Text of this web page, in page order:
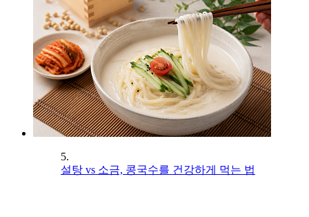
5.
설탕 vs 소금, 콩국수를 건강하게 먹는 법